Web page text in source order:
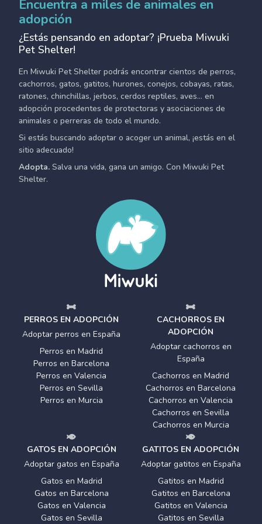
Encuentra a miles de animales en
adopción
¿Estás pensando en adoptar? ¡Prueba Miwuki
Pet Shelter!
En Miwuki Pet Shelter podrás encontrar cientos de perros,
cachorros, gatos, gatitos, hurones, conejos, cobayas, ratas,
ratones, chinchillas, jerbos, cerdos reptiles, aves... en
adopción procedentes de protectoras y asociaciones de
animales o perreras de todo el mundo.
Si estás buscando adoptar o acoger un animal, ¡estás en el
sitio adecuado!
Adopta. Salva una vida, gana un amigo. Con Miwuki Pet
Shelter.
PERROS EN ADOPCIÓN
Adoptar perros en España
Perros en Madrid
Perros en Barcelona
Perros en Valencia
Perros en Sevilla
Perros en Murcia
CACHORROS EN
ADOPCIÓN
Adoptar cachorros en
España
Cachorros en Madrid
Cachorros en Barcelona
Cachorros en Valencia
Cachorros en Sevilla
Cachorros en Murcia
GATOS EN ADOPCIÓN
Adoptar gatos en España
Gatos en Madrid
Gatos en Barcelona
Gatos en Valencia
Gatos en Sevilla
GATITOS EN ADOPCIÓN
Adoptar gatitos en España
Gatitos en Madrid
Gatitos en Barcelona
Gatitos en Valencia
Gatitos en Sevilla